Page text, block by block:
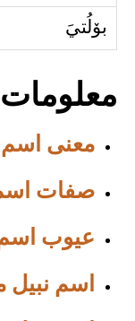
بۆلُتيَ
معنى اسم
صفات
عيوب اسم
اسم